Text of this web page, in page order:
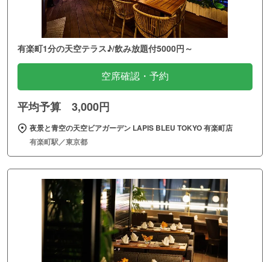
有楽町1分の天空テラス♪/飲み放題付5000円～
空席確認・予約
平均予算 3,000円
夜景と青空の天空ビアガーデン LAPIS BLEU TOKYO 有楽町店
有楽町駅／東京都